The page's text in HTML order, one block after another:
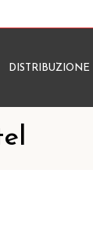
DISTRIBUZIONE